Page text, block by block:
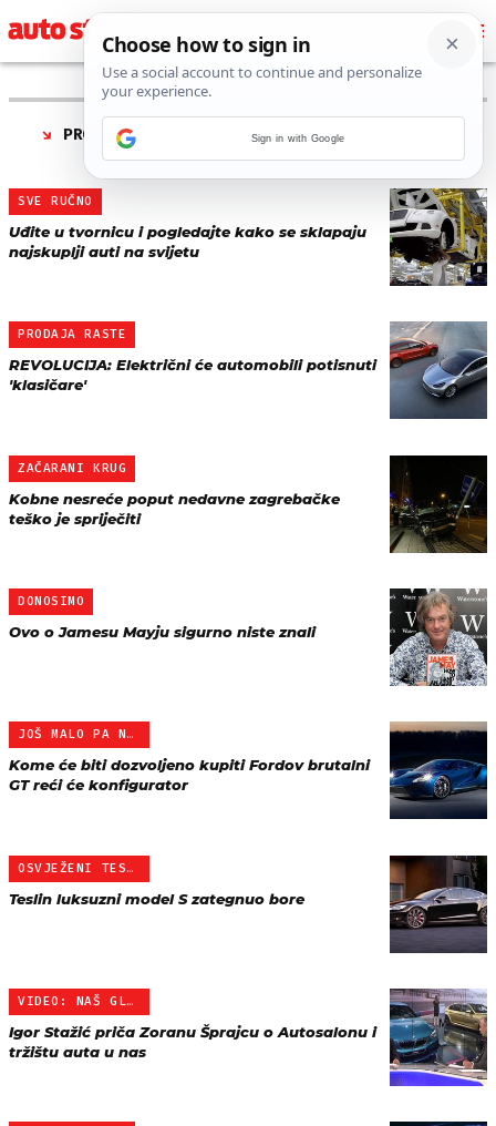
PRONAĐENO 173 REZULTATA ZA AUTORA “
POSAVEC”
SVE RUČNO
Uđite u tvornicu i pogledajte kako se sklapaju
najskuplji auti na svijetu
PRODAJA RASTE
REVOLUCIJA: Električni će automobili potisnuti
'klasičare'
ZAČARANI KRUG
Kobne nesreće poput nedavne zagrebačke
teško je spriječiti
DONOSIMO
Ovo o Jamesu Mayju sigurno niste znali
JOŠ MALO PA NESTALO
Kome će biti dozvoljeno kupiti Fordov brutalni
GT reći će konfigurator
OSVJEŽENI TESLA S
Teslin luksuzni model S zategnuo bore
VIDEO: NAŠ GLAVNI UREDNI…
Igor Stažić priča Zoranu Šprajcu o Autosalonu i
tržištu auta u nas
Sign in with Google